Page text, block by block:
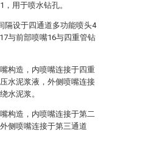
用于喷水钻孔。
隔设于四通道多功能喷头4
与前部喷嘴16与四重管钻
构造，内喷嘴连接于四重
水泥浆液，外侧喷嘴连接
水泥浆。
构造，内喷嘴连接于第二
侧喷嘴连接于第三通道